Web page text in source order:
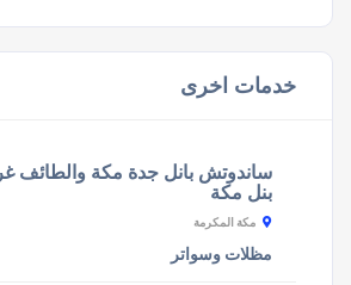
خدمات اخرى
ساندوتش بانل جدة مكة والطائف
بنل مكة
مكة المكرمة
مظلات وسواتر